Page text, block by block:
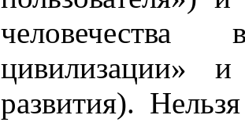
цивилизации» и
развития).